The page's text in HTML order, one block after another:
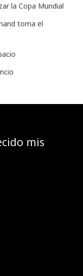
la Copa Mundial
toma el
mis